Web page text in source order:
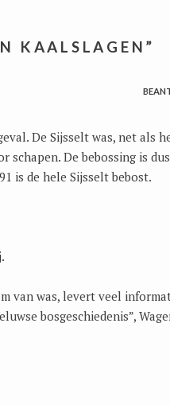
KAALSLAGEN ”
De Sijsselt was, net als
schapen. De bebossing is
is de hele Sijsselt bebost.
van was, levert veel
bosgeschiedenis”,